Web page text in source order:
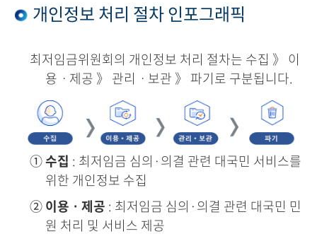
개인정보 처리 절차 인포그래픽
최저임금위원회의 개인정보 처리 절차는 수집 》 이
용ㆍ제공 》 관리ㆍ보관 》 파기로 구분됩니다.
①수집 : 최저임금 심의·의결 관련 대국민 서비스를
위한 개인정보 수집
② 이용ㆍ제공 : 최저임금 심의·의결 관련 대국민 민
원 처리 및 서비스 제공